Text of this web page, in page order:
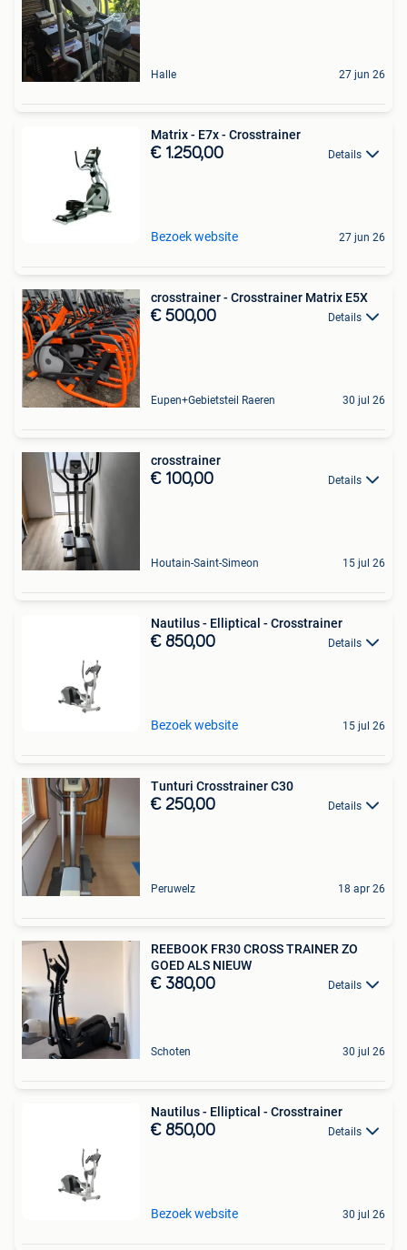
Halle 27 jun 26
Matrix - E7x - Crosstrainer
€ 1.250,00 Details
Bezoek website 27 jun 26
crosstrainer - Crosstrainer Matrix E5X
€ 500,00 Details
Eupen+Gebietsteil Raeren 30 jul 26
crosstrainer
€ 100,00 Details
Houtain-Saint-Simeon 15 jul 26
Nautilus - Elliptical - Crosstrainer
€ 850,00 Details
Bezoek website 15 jul 26
Tunturi Crosstrainer C30
€ 250,00 Details
Peruwelz 18 apr 26
REEBOOK FR30 CROSS TRAINER ZO
GOED ALS NIEUW
€ 380,00 Details
Schoten 30 jul 26
Nautilus - Elliptical - Crosstrainer
€ 850,00 Details
Bezoek website 30 jul 26